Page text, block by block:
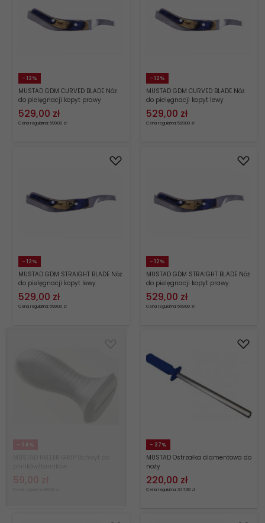
- 12%
MUSTAD GDM CURVED BLADE Nóż
do pielęgnacji kopyt prawy
529,00 zł
Cena regularna: 599.00 zł
- 12%
MUSTAD GDM CURVED BLADE Nóż
do pielęgnacji kopyt lewy
529,00 zł
Cena regularna: 599.00 zł
- 12%
MUSTAD GDM STRAIGHT BLADE Nóż
do pielęgnacji kopyt lewy
529,00 zł
Cena regularna: 599.00 zł
- 12%
MUSTAD GDM STRAIGHT BLADE Nóż
do pielęgnacji kopyt prawy
529,00 zł
Cena regularna: 599.00 zł
- 34%
59,00 zł
- 37%
MUSTAD Ostrzałka diamentowa do
noży
220,00 zł
Cena regularna: 347.00 zł